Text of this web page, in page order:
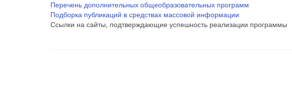
Перечень дополнительных общеобразовательных программ
Подборка публикаций в средствах массовой информации
Ссылки на сайты, подтверждающие успешность реализации программы